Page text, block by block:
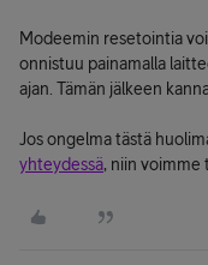
Modeemin resetointia
onnistuu painamalla
ajan. Tämän jälkeen
Jos ongelma tästä
yhteydessä, niin voimme